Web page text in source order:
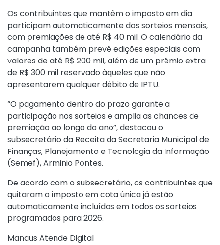
Os contribuintes que mantêm o imposto em dia
participam automaticamente dos sorteios mensais,
com premiações de até R$ 40 mil. O calendário da
campanha também prevê edições especiais com
valores de até R$ 200 mil, além de um prêmio extra
de R$ 300 mil reservado àqueles que não
apresentarem qualquer débito de IPTU.
“O pagamento dentro do prazo garante a
participação nos sorteios e amplia as chances de
premiação ao longo do ano”, destacou o
subsecretário da Receita daSecretaria Municipal de
Finanças, Planejamento e Tecnologia da Informação
(Semef), Arminio Pontes.
De acordo com o subsecretário, os contribuintes que
quitaram o imposto em cota única já estão
automaticamente incluídos em todos os sorteios
programados para 2026.
Manaus Atende Digital